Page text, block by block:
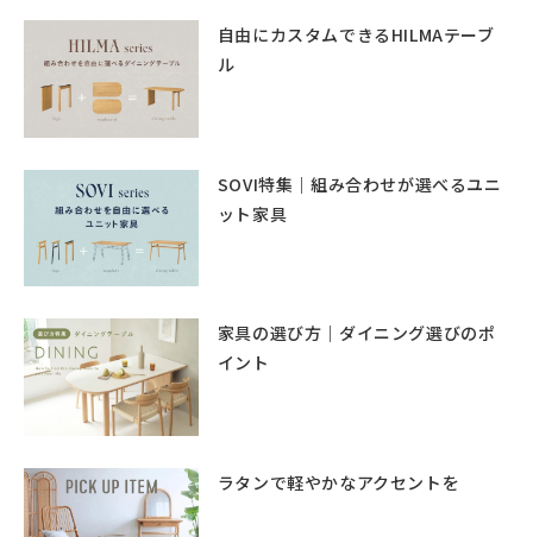
自由にカスタムできるHILMAテーブ
ル
SOVI特集｜組み合わせが選べるユニ
ット家具
家具の選び方｜ダイニング選びのポ
イント
ラタンで軽やかなアクセントを